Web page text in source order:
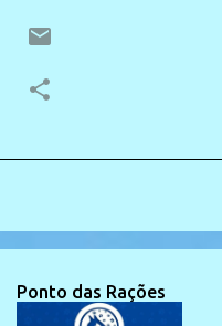
Ponto das Rações